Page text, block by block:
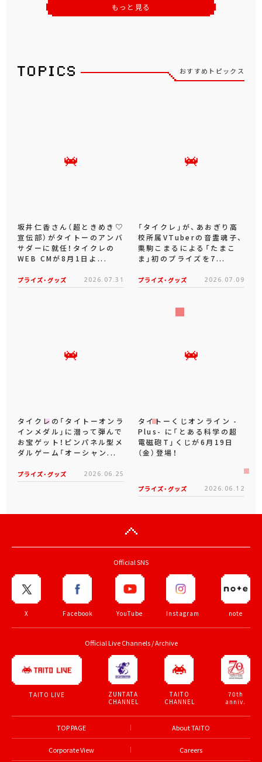
もっと見る
おすすめトピックス
坂井仁香さん（超ときめき♡
宣伝部）がタイトーのアンバ
サダーに就任！タイクレの
WEB CMが8月1日よ...
プライズ・グッズ 2026.07.31
「タイクレ」が、あおぎり高
校所属VTuberの音霊魂子、
栗駒こまるによる「たまこ
ま」初のプライズを7...
プライズ・グッズ 2026.07.09
タイクレの「タイトーオンラ
インメダル」に潜って弾んで
お宝ゲット！ピンパネル型メ
ダルゲーム「オーシャン...
プライズ・グッズ 2026.06.25
タイトーくじオンライン -
Plus- に「とある科学の超
電磁砲T」くじが6月19日
（金）登場！
プライズ・グッズ 2026.06.12
Official SNS
X Facebook YouTube Instagram note
Official Live Channels / Archive
TAITO LIVE
ZUNTATA
CHANNEL
TAITO
CHANNEL
70th
anniv.
TOP PAGE About TAITO
Corporate View Careers